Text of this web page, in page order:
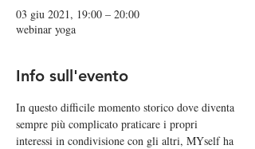
03 giu 2021, 19:00 – 20:00
webinar yoga
Info sull'evento
In questo difficile momento storico dove diventa
sempre più complicato praticare i propri
interessi in condivisione con gli altri, MYself ha